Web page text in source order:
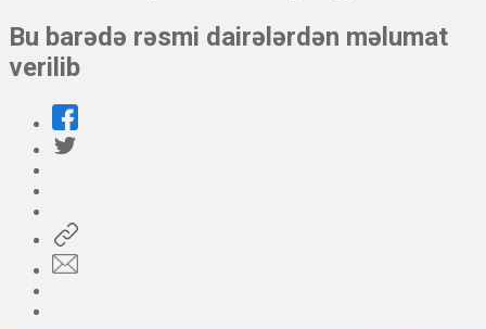
Bu barədə rəsmi dairələrdən məlumat
verilib